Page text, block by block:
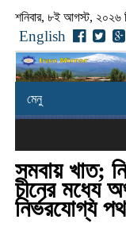
শনিবার, ৮ই আগস্ট, ২০২৬
English
মেনু
সমবায় খাত;
চীনের মধ্যে
নির্ভরযোগ্য পথ